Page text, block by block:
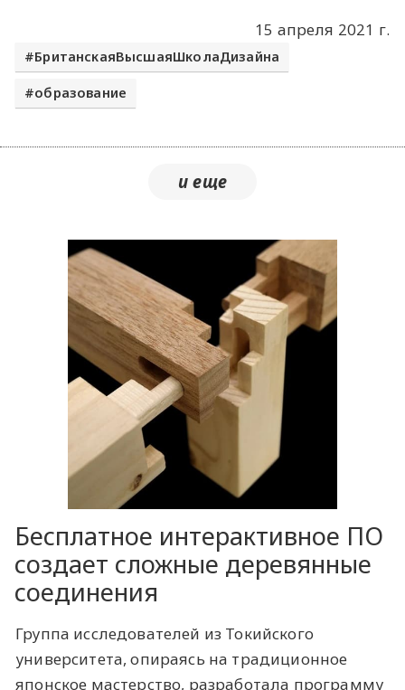
15 апреля 2021 г.
БританскаяВысшаяШколаДизайна
образование
Бесплатное интерактивное ПО
создает сложные деревянные
соединения
Группа исследователей из Токийского
университета, опираясь на традиционное
японское мастерство, разработала программу